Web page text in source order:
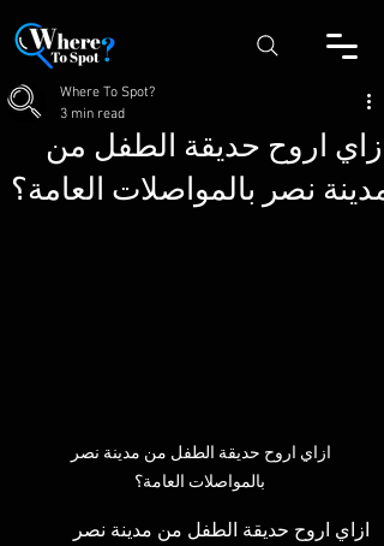
ازاي اروح حديقة الطفل من
مدينة نصر بالمواصلات العامة؟
Where To Spot?
3 min read
ازاي اروح حديقة الطفل من مدينة نصر
بالمواصلات العامة؟
ازاي اروح حديقة الطفل من مدينة نصر